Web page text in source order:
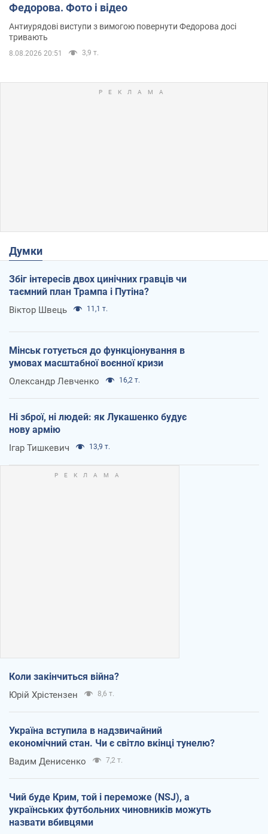
Федорова. Фото і відео
Антиурядові виступи з вимогою повернути Федорова досі
тривають
8.08.2026 20:51 3,9 т.
Думки
Збіг інтересів двох цинічних гравців чи
таємний план Трампа і Путіна?
Віктор Швець 11,1 т.
Мінськ готується до функціонування в
умовах масштабної воєнної кризи
Олександр Левченко 16,2 т.
Ні зброї, ні людей: як Лукашенко будує
нову армію
Ігар Тишкевич 13,9 т.
Коли закінчиться війна?
Юрій Хрістензен 8,6 т.
Україна вступила в надзвичайний
економічний стан. Чи є світло вкінці тунелю?
Вадим Денисенко 7,2 т.
Чий буде Крим, той і переможе (NSJ), а
українських футбольних чиновників можуть
назвати вбивцями